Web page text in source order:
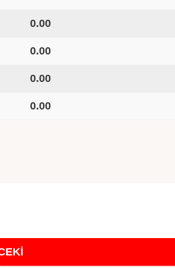
0.00
0.00
0.00
0.00